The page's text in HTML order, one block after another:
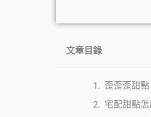
文章目錄
歪歪歪甜點
宅配甜點